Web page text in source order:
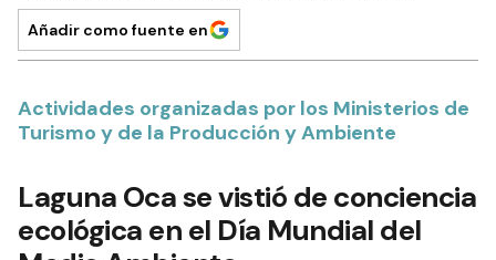
Añadir como fuente en
Actividades organizadas por los Ministerios de
Turismo y de la Producción y Ambiente
Laguna Oca se vistió de conciencia
ecológica en el Día Mundial del